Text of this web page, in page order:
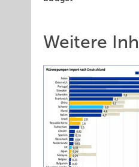
Weitere